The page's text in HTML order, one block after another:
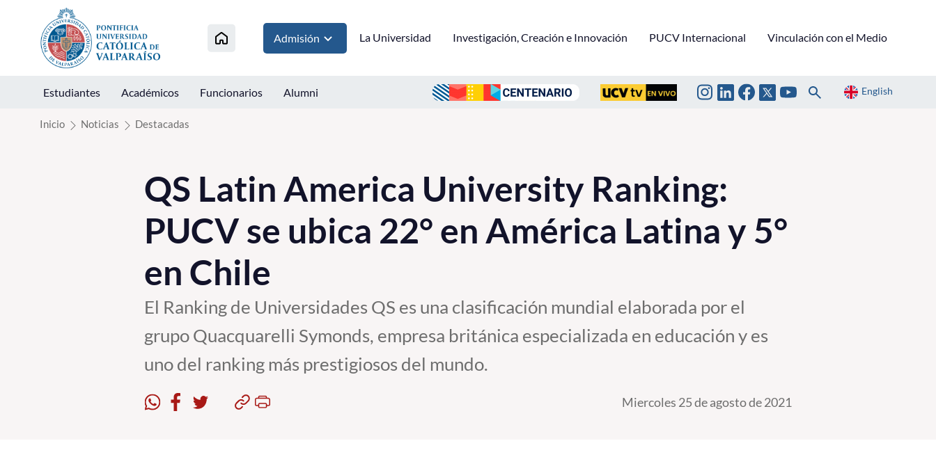
Click acá para ir directamente al contenido
Admisión La Universidad Investigación, Creación e Innovación PUCV Internacional Vinculación con el Medio
Estudiantes Académicos Funcionarios Alumni English
Inicio Noticias Destacadas
QS Latin America University Ranking:
PUCV se ubica 22° en América Latina y 5°
en Chile
El Ranking de Universidades QS es una clasificación mundial elaborada por el
grupo Quacquarelli Symonds, empresa británica especializada en educación y es
uno del ranking más prestigiosos del mundo.
Miercoles 25 de agosto de 2021